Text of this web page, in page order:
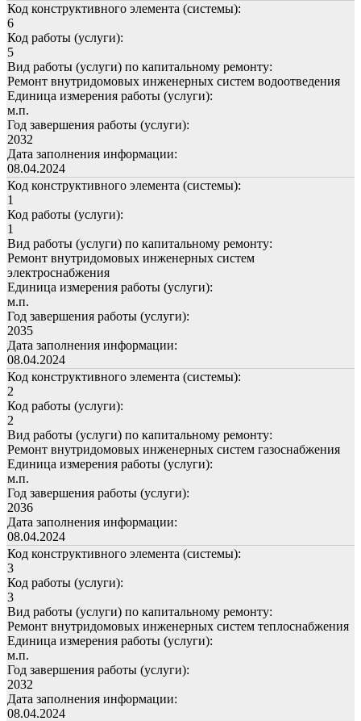
Код конструктивного элемента (системы):
6
Код работы (услуги):
5
Вид работы (услуги) по капитальному ремонту:
Ремонт внутридомовых инженерных систем водоотведения
Единица измерения работы (услуги):
м.п.
Год завершения работы (услуги):
2032
Дата заполнения информации:
08.04.2024
Код конструктивного элемента (системы):
1
Код работы (услуги):
1
Вид работы (услуги) по капитальному ремонту:
Ремонт внутридомовых инженерных систем
электроснабжения
Единица измерения работы (услуги):
м.п.
Год завершения работы (услуги):
2035
Дата заполнения информации:
08.04.2024
Код конструктивного элемента (системы):
2
Код работы (услуги):
2
Вид работы (услуги) по капитальному ремонту:
Ремонт внутридомовых инженерных систем газоснабжения
Единица измерения работы (услуги):
м.п.
Год завершения работы (услуги):
2036
Дата заполнения информации:
08.04.2024
Код конструктивного элемента (системы):
3
Код работы (услуги):
3
Вид работы (услуги) по капитальному ремонту:
Ремонт внутридомовых инженерных систем теплоснабжения
Единица измерения работы (услуги):
м.п.
Год завершения работы (услуги):
2032
Дата заполнения информации:
08.04.2024